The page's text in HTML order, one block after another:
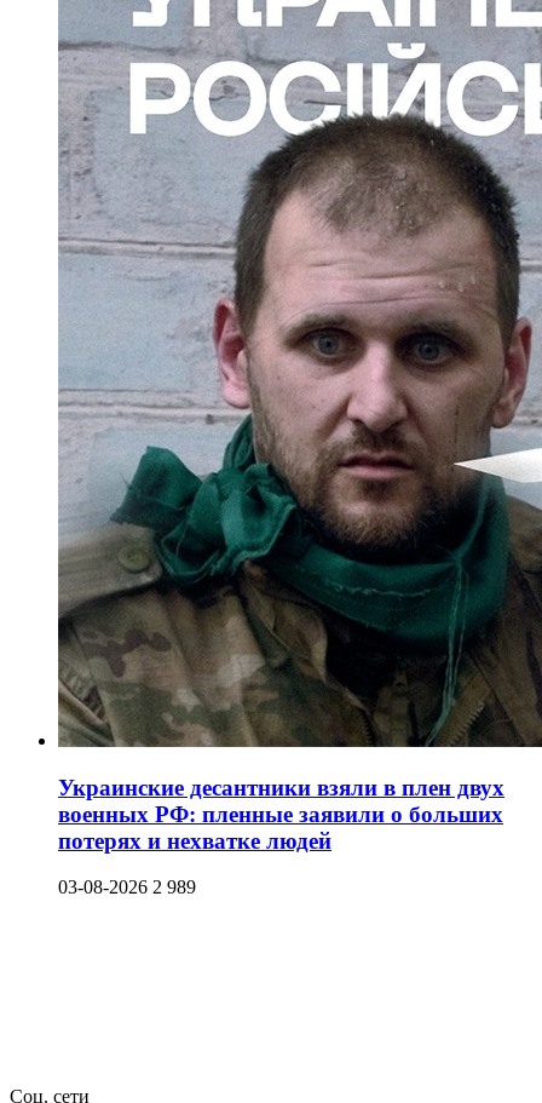
Украинские десантники взяли в плен двух
военных РФ: пленные заявили о больших
потерях и нехватке людей
03-08-2026 2 989
Соц. сети